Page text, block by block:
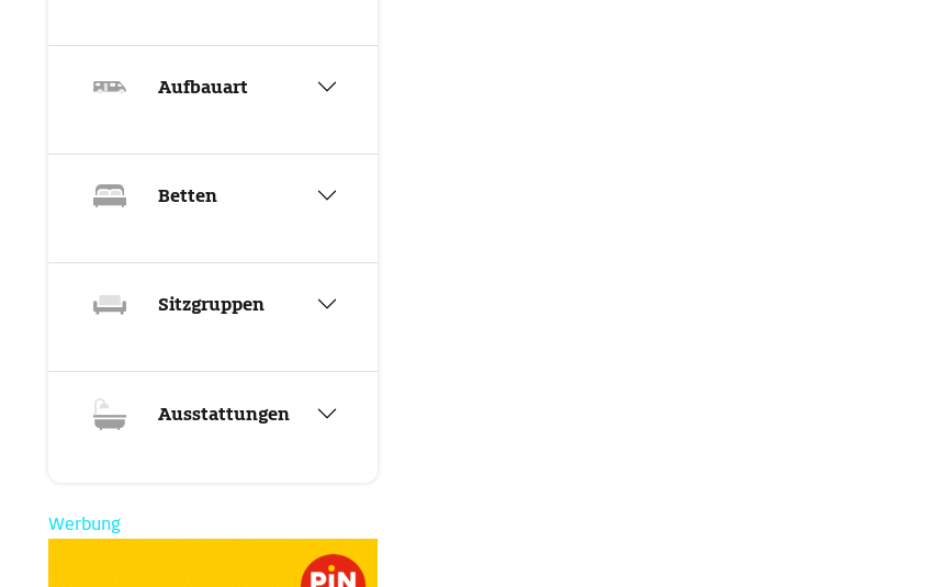
Aufbauart
Betten
Sitzgruppen
Ausstattungen
Werbung